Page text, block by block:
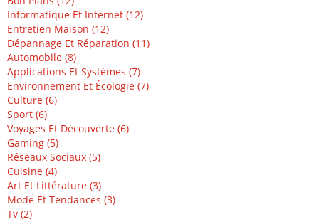
Informatique Et Internet (12)
Entretien Maison (12)
Dépannage Et Réparation (11)
Automobile (8)
Applications Et Systèmes (7)
Environnement Et Écologie (7)
Culture (6)
Sport (6)
Voyages Et Découverte (6)
Gaming (5)
Réseaux Sociaux (5)
Cuisine (4)
Art Et Littérature (3)
Mode Et Tendances (3)
Tv (2)